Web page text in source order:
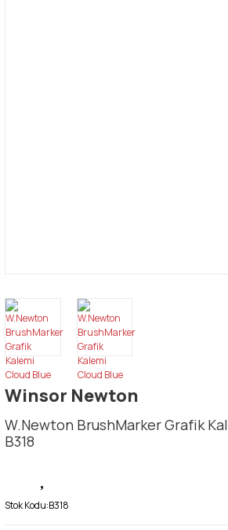
Winsor Newton
W.Newton BrushMarker Grafik
B318
Stok Kodu:B318